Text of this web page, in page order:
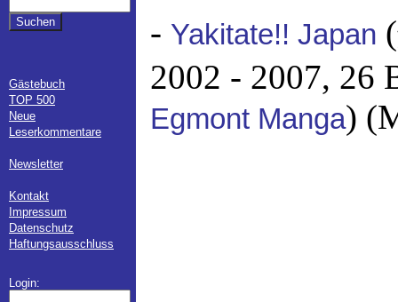
Gästebuch
TOP 500
Neue
Leserkommentare
Newsletter
Kontakt
Impressum
Datenschutz
Haftungsausschluss
Login:
- Yakitate!! Japan
2002 - 2007, 26
Egmont Manga)